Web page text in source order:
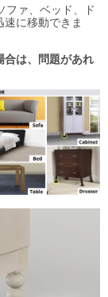
ファ、ベッド、ド
に移動できま
合は、問題があれ